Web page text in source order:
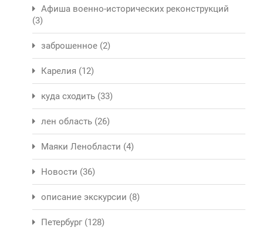
Афиша военно-исторических реконструкций
(3)
заброшенное (2)
Карелия (12)
куда сходить (33)
лен область (26)
Маяки Ленобласти (4)
Новости (36)
описание экскурсии (8)
Петербург (128)